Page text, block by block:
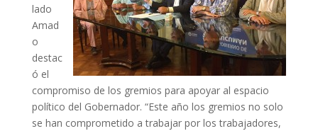
lado
Amad
o
destac
ó el
compromiso de los gremios para apoyar al espacio
político del Gobernador. “Este año los gremios no solo
se han comprometido a trabajar por los trabajadores,